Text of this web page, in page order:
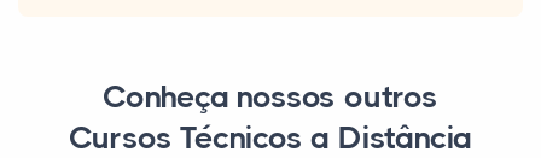
Conheça nossos outros
Cursos Técnicos a Distância